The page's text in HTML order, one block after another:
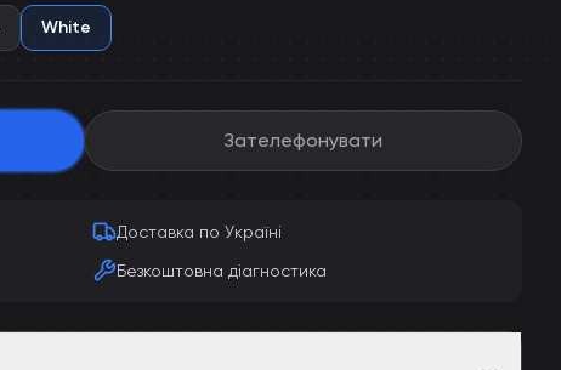
White
Зателефонувати
Доставка по Україні
Безкоштовна діагностика